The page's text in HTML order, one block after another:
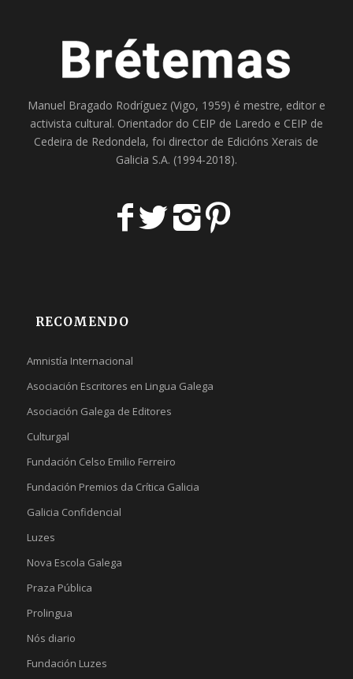
Manuel Bragado Rodríguez (Vigo, 1959) é mestre, editor e
activista cultural. Orientador do CEIP de Laredo e CEIP de
Cedeira de Redondela, foi director de Edicións Xerais de
Galicia S.A. (1994-2018).
RECOMENDO
Amnistía Internacional
Asociación Escritores en Lingua Galega
Asociación Galega de Editores
Culturgal
Fundación Celso Emilio Ferreiro
Fundación Premios da Crítica Galicia
Galicia Confidencial
Luzes
Nova Escola Galega
Praza Pública
Prolingua
Nós diario
Fundación Luzes